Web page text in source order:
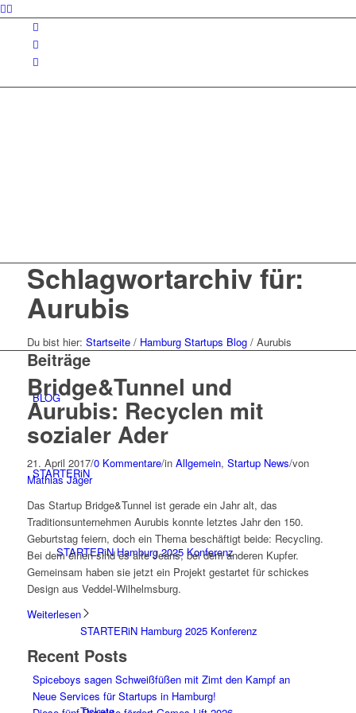
BLOG
STARTERiN
STARTERiN Hamburg 2025 Konferenz
STARTERiN Hamburg 2025 Konferenz
Schlagwortarchiv für:
Aurubis
Du bist hier: Startseite / Hamburg Startups Blog / Aurubis
Beiträge
Bridge&Tunnel und
Aurubis: Recyclen mit
sozialer Ader
21. April 2017/0 Kommentare/in Allgemein, Startup News/von
Mathias Jäger
Das Startup Bridge&Tunnel ist gerade ein Jahr alt, das
Traditionsunternehmen Aurubis konnte letztes Jahr den 150.
Geburtstag feiern, doch ein Thema beschäftigt beide: Recycling.
Bei dem einen sind es alte Jeans, bei dem anderen Kupfer.
Gemeinsam haben sie jetzt ein Projekt gestartet für schickes
Design aus Veddel-Wilhelmsburg.
Weiterlesen
Recent Posts
Spiceboys sagen Schweißfüßen mit Zimt den Kampf an
Neue Services für Startups in Hamburg!